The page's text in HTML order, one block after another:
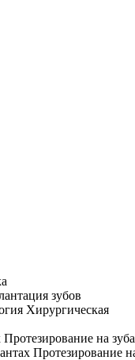
зубов
Хирургическая
Протезирование на
Протезирование